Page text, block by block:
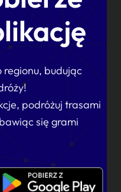
regionu, budując
podróżuj trasami
się grami